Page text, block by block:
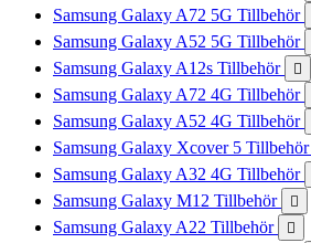
Samsung Galaxy A72 5G Tillbehör
Samsung Galaxy A52 5G Tillbehör
Samsung Galaxy A12s Tillbehör 
Samsung Galaxy A72 4G Tillbehör
Samsung Galaxy A52 4G Tillbehör
Samsung Galaxy Xcover 5 Tillbehör
Samsung Galaxy A32 4G Tillbehör
Samsung Galaxy M12 Tillbehör 
Samsung Galaxy A22 Tillbehör 